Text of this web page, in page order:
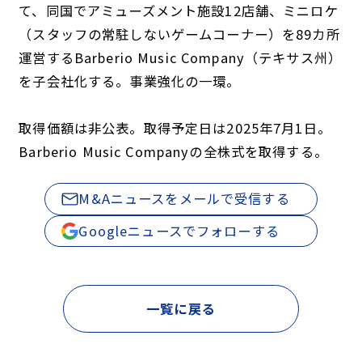
て、同国でアミューズメント施設12店舗、ミニロケ
（スタッフの常駐しないゲームコーナー）を89カ所
運営するBarberio Music Company（テキサス州）
を子会社化する。事業強化の一環。
取得価額は非公表。取得予定日は2025年7月1日。
Barberio Music Companyの全株式を取得する。
M&Aニュースをメールで受信する
Googleニュースでフォローする
一覧に戻る